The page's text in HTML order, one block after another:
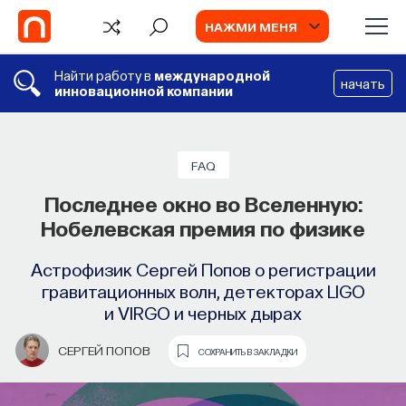
НАЖМИ МЕНЯ
Найти работу в международной
инновационной компании
начать
FAQ
Последнее окно во Вселенную:
Нобелевская премия по физике
Астрофизик Сергей Попов о регистрации
гравитационных волн, детекторах LIGO
и VIRGO и черных дырах
СЕРГЕЙ ПОПОВ СОХРАНИТЬ В ЗАКЛАДКИ
TV
ИИ в университете, цели